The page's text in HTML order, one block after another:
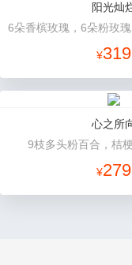
阳光灿
¥319
心之所
9枝多头粉百合，桔
¥279